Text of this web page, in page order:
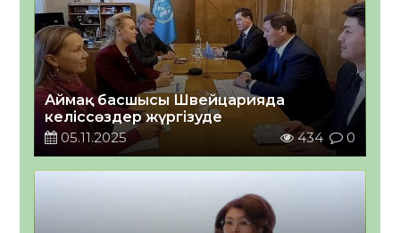
Аймақ басшысы Швейцарияда
келіссөздер жүргізуде
05.11.2025
434 0